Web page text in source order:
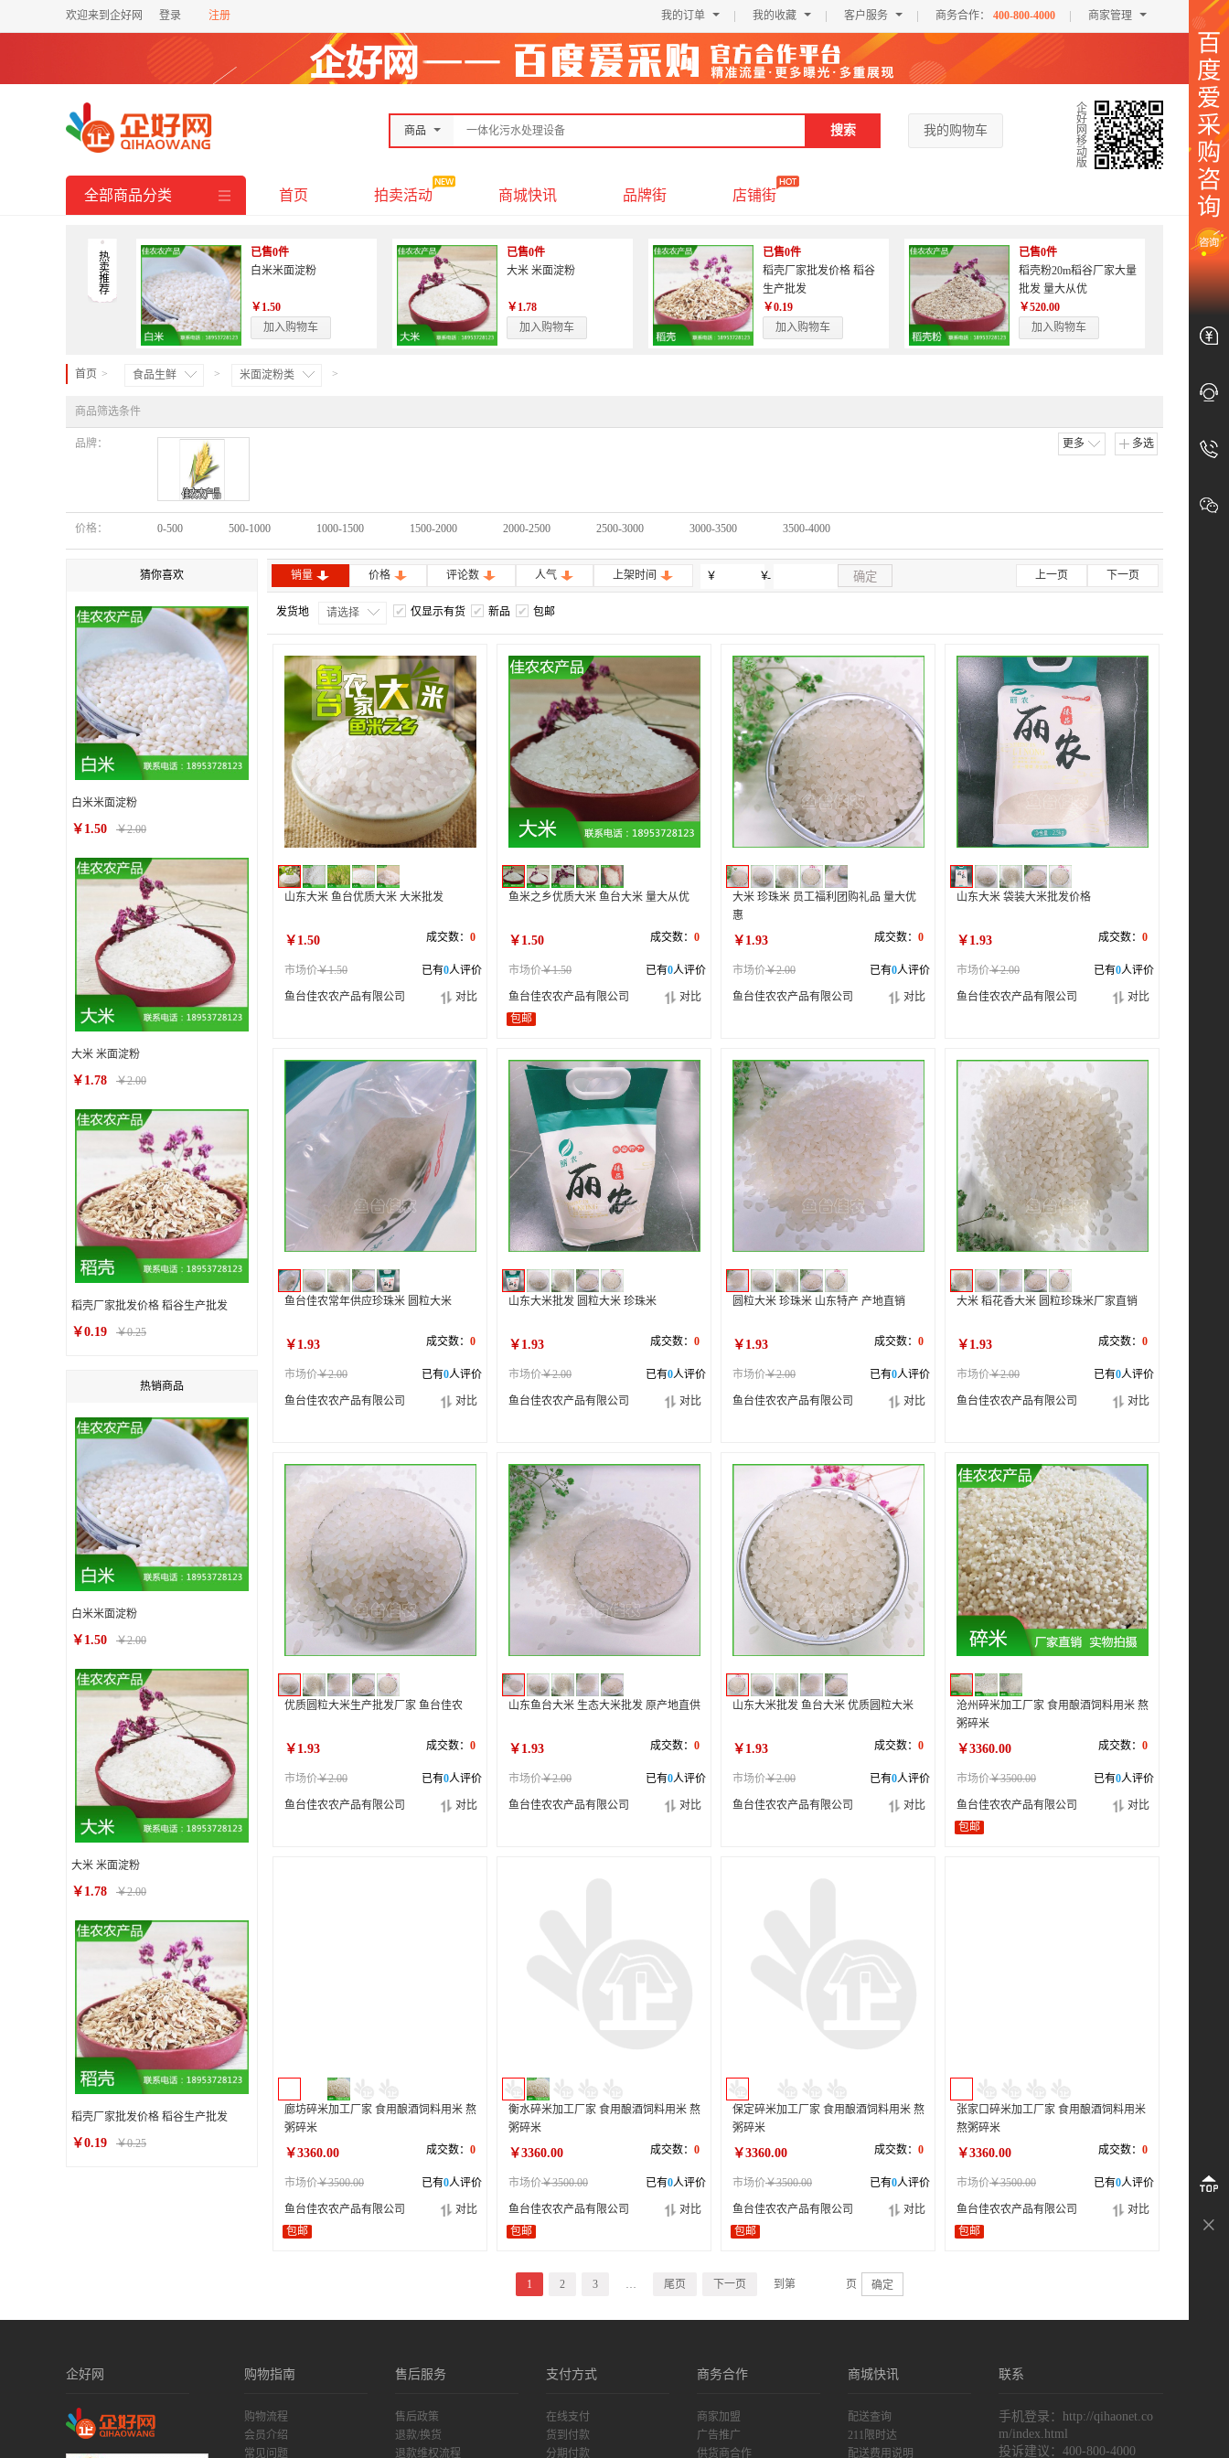
欢迎来到企好网 登录 注册 我的订单 我的收藏 客户服务 商务合作： 400-800-4000 商家管理
400-
商品 搜索 我的购物车
企
好
网
移
动
版
全部商品分类 首页 拍卖活动 商城快讯 品牌街 店铺街
热卖推荐
已售0件
白米米面淀粉
￥1.50
加入购物车
已售0件
大米 米面淀粉
￥1.78
加入购物车
已售0件
稻壳厂家批发价格 稻谷
生产批发
￥0.19
加入购物车
已售0件
稻壳粉20m稻谷厂家大量
批发 量大从优
￥520.00
加入购物车
首页 > 食品生鲜 > 米面淀粉类 >
商品筛选条件
品牌：
鱼台佳农
更多 多选
价格： 0-500 500-1000 1000-1500 1500-2000 2000-2500 2500-3000 3000-3500 3500-4000
猜你喜欢
白米米面淀粉
￥1.50 ￥2.00
大米 米面淀粉
￥1.78 ￥2.00
稻壳厂家批发价格 稻谷生产批发
￥0.19 ￥0.25
热销商品
白米米面淀粉
￥1.50 ￥2.00
大米 米面淀粉
￥1.78 ￥2.00
稻壳厂家批发价格 稻谷生产批发
￥0.19 ￥0.25
销量 价格 评论数 人气 上架时间 ￥ ￥
- 确定 上一页 下一页
发货地 请选择 仅显示有货 新品 包邮
山东大米 鱼台优质大米 大米批发
￥1.50 成交数： 0
市场价￥1.50 已有0人评价
鱼台佳农农产品有限公司 对比
鱼米之乡优质大米 鱼台大米 量大从优
￥1.50 成交数： 0
市场价￥1.50 已有0人评价
鱼台佳农农产品有限公司
对比
包邮
大米 珍珠米 员工福利团购礼品 量大优
惠
￥1.93 成交数： 0
市场价￥2.00 已有0人评价
鱼台佳农农产品有限公司 对比
山东大米 袋装大米批发价格
￥1.93 成交数： 0
市场价￥2.00 已有0人评价
鱼台佳农农产品有限公司 对比
鱼台佳农常年供应珍珠米 圆粒大米
￥1.93 成交数： 0
市场价￥2.00 已有0人评价
鱼台佳农农产品有限公司 对比
山东大米批发 圆粒大米 珍珠米
￥1.93 成交数： 0
市场价￥2.00 已有0人评价
鱼台佳农农产品有限公司 对比
圆粒大米 珍珠米 山东特产 产地直销
￥1.93 成交数： 0
市场价￥2.00 已有0人评价
鱼台佳农农产品有限公司 对比
大米 稻花香大米 圆粒珍珠米厂家直销
￥1.93 成交数： 0
市场价￥2.00 已有0人评价
鱼台佳农农产品有限公司 对比
优质圆粒大米生产批发厂家 鱼台佳农
￥1.93 成交数： 0
市场价￥2.00 已有0人评价
鱼台佳农农产品有限公司 对比
山东鱼台大米 生态大米批发 原产地直供
￥1.93 成交数： 0
市场价￥2.00 已有0人评价
鱼台佳农农产品有限公司 对比
山东大米批发 鱼台大米 优质圆粒大米
￥1.93 成交数： 0
市场价￥2.00 已有0人评价
鱼台佳农农产品有限公司 对比
沧州碎米加工厂家 食用酿酒饲料用米 熬
粥碎米
￥3360.00 成交数： 0
市场价￥3500.00 已有0人评价
鱼台佳农农产品有限公司
对比
包邮
廊坊碎米加工厂家 食用酿酒饲料用米 熬
粥碎米
￥3360.00 成交数： 0
市场价￥3500.00 已有0人评价
鱼台佳农农产品有限公司
对比
包邮
衡水碎米加工厂家 食用酿酒饲料用米 熬
粥碎米
￥3360.00 成交数： 0
市场价￥3500.00 已有0人评价
鱼台佳农农产品有限公司
对比
包邮
保定碎米加工厂家 食用酿酒饲料用米 熬
粥碎米
￥3360.00 成交数： 0
市场价￥3500.00 已有0人评价
鱼台佳农农产品有限公司
对比
包邮
张家口碎米加工厂家 食用酿酒饲料用米
熬粥碎米
￥3360.00 成交数： 0
市场价￥3500.00 已有0人评价
鱼台佳农农产品有限公司
对比
包邮
1 2 3 … 尾页 下一页 到第 页 确定
企好网 购物指南
购物流程
会员介绍
常见问题
售后服务
售后政策
退款/换货
退款维权流程
支付方式
在线支付
货到付款
分期付款
商务合作
商家加盟
广告推广
供货商合作
商城快讯
配送查询
211限时达
配送费用说明
联系
手机登录：http://qihaonet.co
m/index.html
投诉建议： 400-800-4000